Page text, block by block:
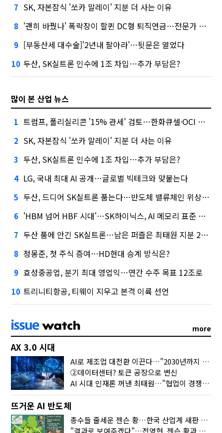
7 SK, 자본잠식 '쏘카 말레이' 지분 더 사는 이유
8 '괜히 바꿨나' 폭락장이 할퀸 DC형 퇴직연금…전문가 조언은
9 [부동산세 대수술]'2년내 팔아라'…뒷문은 열었다
10 두산, SK실트론 인수에 1조 차입…추가 부담은?
많이 본 산업 뉴스
1 트럼프, 폴리실리콘 '15% 관세' 검토…한화큐셀·OCI 영향은?
2 SK, 자본잠식 '쏘카 말레이' 지분 더 사는 이유
3 두산, SK실트론 인수에 1조 차입…추가 부담은?
4 LG, 국내 최대 AI 공개…글로벌 빅테크와 맞붙는다
5 두산, 드디어 SK실트론 품는다…반도체 밸류체인 위상 강화
6 'HBM 넘어 HBF 시대'…SK하이닉스, AI 메모리 표준 선점 나섰다
7 두산 품에 안긴 SK실트론…남은 퍼즐은 최태원 지분 29.4%
8 정몽준, 첫 주식 증여…HD현대 승계 방식은?
9 효성중공업, 분기 최대 영업익…연간 수주 목표 12조로
10 트리니티항공, 티웨이 지우고 본격 이륙 선언
more
AX 3.0 시대
AI로 제조업 대전환 이끈다…"2030년까지 민관합동 20조 투자"
②데이터센터? 토큰 공장으로 변신
AI 시대 인재론 꺼낸 최태원…"협업이 경쟁력"
뜨거운 AI 반도체
총수들 줄세운 젠슨 황…한국 산업계 새판 짰다